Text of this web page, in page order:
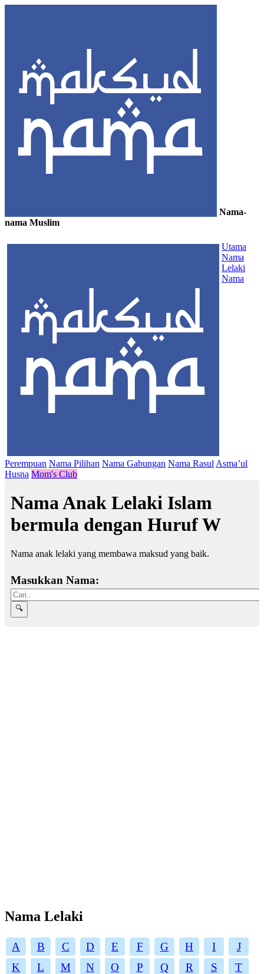
Nama-
nama Muslim
Utama
Nama
Lelaki
Nama
Perempuan Nama Pilihan Nama Gabungan Nama Rasul Asma’ul
Husna Mom's Club
Nama Anak Lelaki Islam
bermula dengan Huruf W
Nama anak lelaki yang membawa maksud yang baik.
Masukkan Nama:
Nama Lelaki
A B C D E F G H I
J
K
L M N O P Q R S
T